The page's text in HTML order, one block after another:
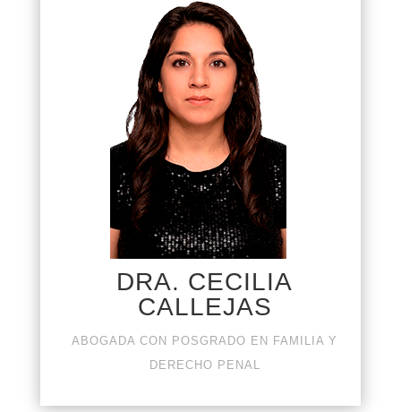
DRA. CECILIA
CALLEJAS
ABOGADA CON POSGRADO EN FAMILIA Y
DERECHO PENAL